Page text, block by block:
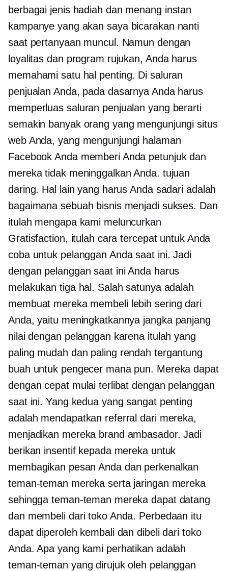
berbagai jenis hadiah dan menang instan
kampanye yang akan saya bicarakan nanti
saat pertanyaan muncul. Namun dengan
loyalitas dan program rujukan, Anda harus
memahami satu hal penting. Di saluran
penjualan Anda, pada dasarnya Anda harus
memperluas saluran penjualan yang berarti
semakin banyak orang yang mengunjungi situs
web Anda, yang mengunjungi halaman
Facebook Anda memberi Anda petunjuk dan
mereka tidak meninggalkan Anda. tujuan
daring. Hal lain yang harus Anda sadari adalah
bagaimana sebuah bisnis menjadi sukses. Dan
itulah mengapa kami meluncurkan
Gratisfaction, itulah cara tercepat untuk Anda
coba untuk pelanggan Anda saat ini. Jadi
dengan pelanggan saat ini Anda harus
melakukan tiga hal. Salah satunya adalah
membuat mereka membeli lebih sering dari
Anda, yaitu meningkatkannya jangka panjang
nilai dengan pelanggan karena itulah yang
paling mudah dan paling rendah tergantung
buah untuk pengecer mana pun. Mereka dapat
dengan cepat mulai terlibat dengan pelanggan
saat ini. Yang kedua yang sangat penting
adalah mendapatkan referral dari mereka,
menjadikan mereka brand ambasador. Jadi
berikan insentif kepada mereka untuk
membagikan pesan Anda dan perkenalkan
teman-teman mereka serta jaringan mereka
sehingga teman-teman mereka dapat datang
dan membeli dari toko Anda. Perbedaan itu
dapat diperoleh kembali dan dibeli dari toko
Anda. Apa yang kami perhatikan adalah
teman-teman yang dirujuk oleh pelanggan